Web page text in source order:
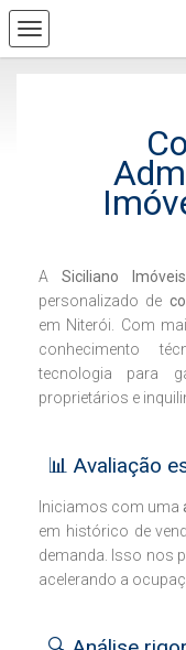
A Siciliano Imóveis
personalizado de
em Niterói. Com
conhecimento
tecnologia para
proprietários e
📊 Avaliação
Iniciamos com uma
em histórico de
demanda. Isso nos
acelerando a